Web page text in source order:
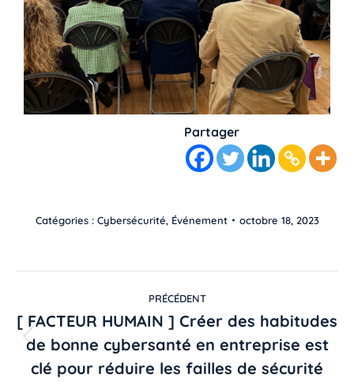
Partager
Catégories : Cybersécurité, Événement octobre 18, 2023
PRÉCÉDENT
[ FACTEUR HUMAIN ] Créer des habitudes
de bonne cybersanté en entreprise est
clé pour réduire les failles de sécurité